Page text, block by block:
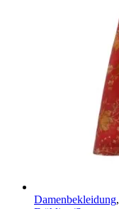
Damenbekleidung,